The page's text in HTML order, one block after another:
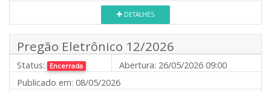
DETALHES
Pregão Eletrônico 12/2026
Status: Encerrada Abertura: 26/05/2026 09:00
Publicado em: 08/05/2026